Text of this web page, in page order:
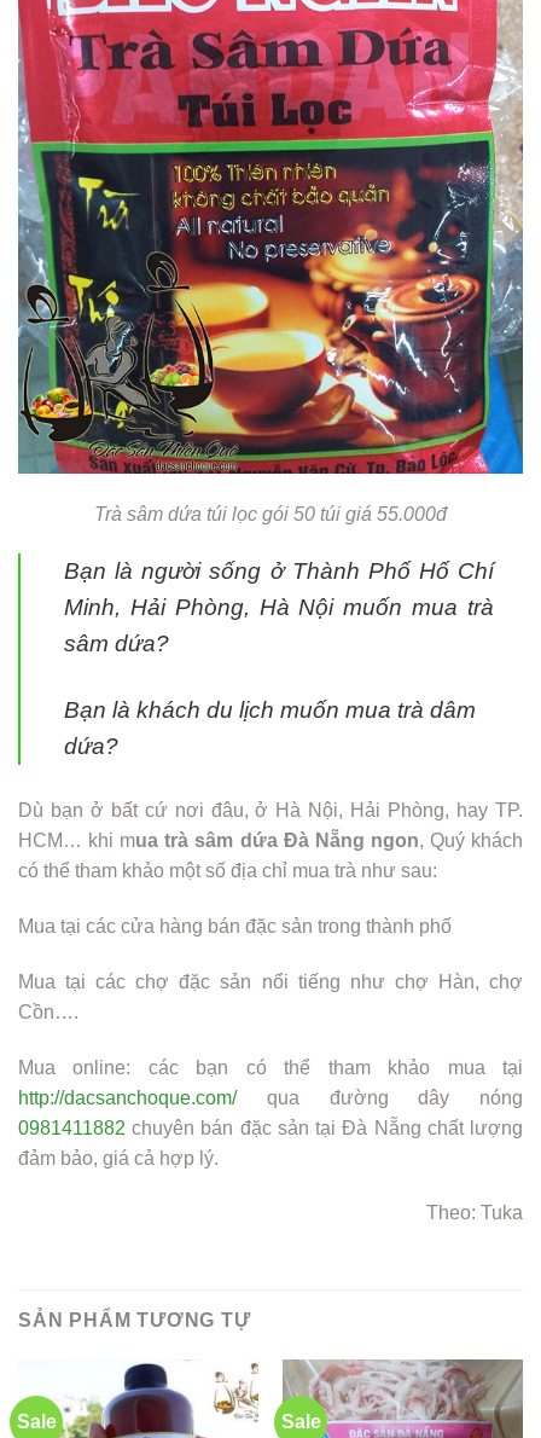
Trà sâm dứa túi lọc gói 50 túi giá 55.000đ
Bạn là người sống ở Thành Phố Hố Chí
Minh, Hải Phòng, Hà Nội muốn mua trà
sâm dứa?
Bạn là khách du lịch muốn mua trà dâm
dứa?
Dù bạn ở bất cứ nơi đâu, ở Hà Nội, Hải Phòng, hay TP.
HCM… khi mua trà sâm dứa Đà Nẵng ngon, Quý khách
có thể tham khảo một số địa chỉ mua trà như sau:
Mua tại các cửa hàng bán đặc sản trong thành phố
Mua tại các chợ đặc sản nổi tiếng như chợ Hàn, chợ
Cồn….
Mua online: các bạn có thể tham khảo mua tại
http://dacsanchoque.com/qua đường dây nóng
0981411882 chuyên bán đặc sản tại Đà Nẵng chất lượng
đảm bảo, giá cả hợp lý.
Theo: Tuka
SẢN PHẨM TƯƠNG TỰ
Sale Sale